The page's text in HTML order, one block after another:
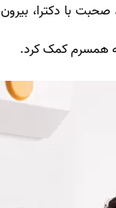
با دکترا،
همسرم کمک کرد.